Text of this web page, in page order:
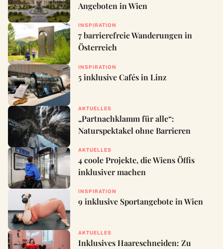
Angeboten in Wien
INSPIRATION
7 barrierefreie Wanderungen in
Österreich
INSPIRATION
5 inklusive Cafés in Linz
AKTUELLES
„Partnachklamm für alle“:
Naturspektakel ohne Barrieren
AKTUELLES
4 coole Projekte, die Wiens Öffis
inklusiver machen
INSPIRATION
9 inklusive Sportangebote in Wien
AKTUELLES
Inklusives Haareschneiden: Zu